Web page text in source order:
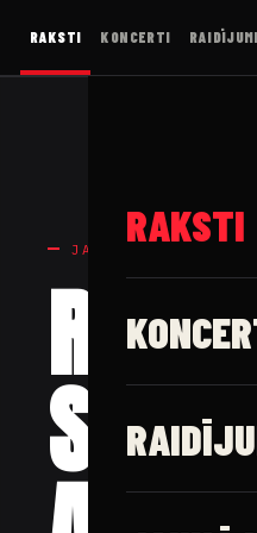
RAKSTI KONCERTI RAIDĪJUMI
RAKSTI
JAUNUMI